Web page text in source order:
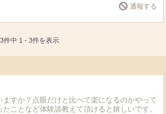
通報する
3件中 1 - 3件を表示
すか？点眼だけと比べて楽になるのかやって
ことなど体験談教えて頂けると嬉しいです。